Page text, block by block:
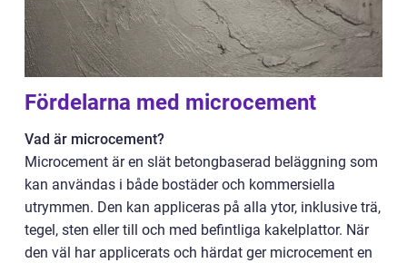
Fördelarna med microcement
Vad är microcement?
Microcement är en slät betongbaserad beläggning som
kan användas i både bostäder och kommersiella
utrymmen. Den kan appliceras på alla ytor, inklusive trä,
tegel, sten eller till och med befintliga kakelplattor. När
den väl har applicerats och härdat ger microcement en